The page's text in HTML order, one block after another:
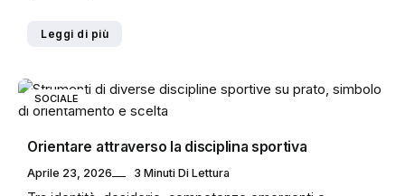
Leggi di più
SOCIALE
Orientare attraverso la disciplina sportiva
Aprile 23, 2026 3 Minuti Di Lettura